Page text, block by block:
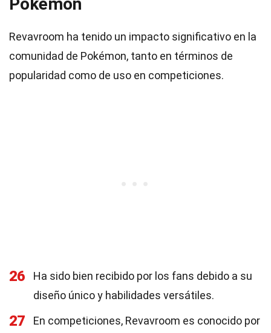
Revavroom ha tenido un impacto significativo en la
comunidad de Pokémon, tanto en términos de
popularidad como de uso en competiciones.
26
Ha sido bien recibido por los fans debido a su
diseño único y habilidades versátiles.
27
En competiciones, Revavroom es conocido por